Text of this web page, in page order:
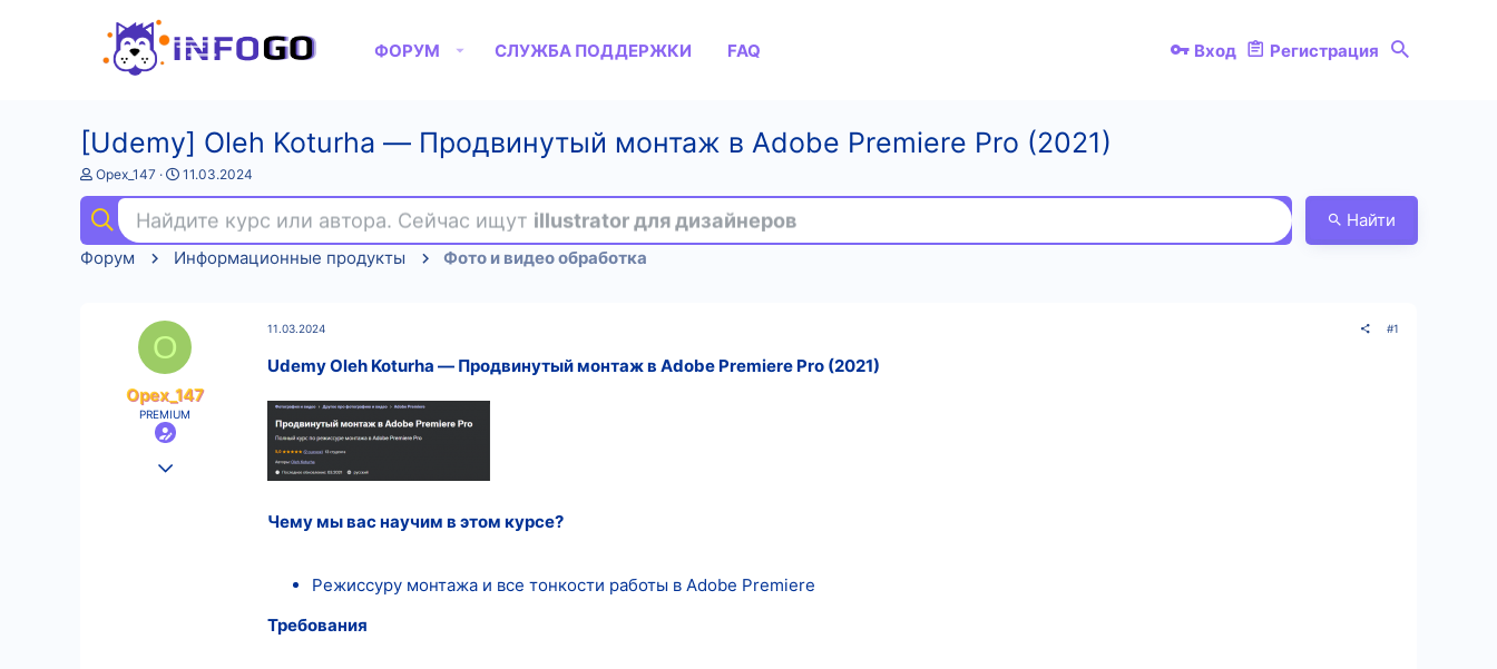
ФОРУМ СЛУЖБА ПОДДЕРЖКИ FAQ Вход Регистрация
[Udemy] Oleh Koturha ― Продвинутый монтаж в Adobe Premiere Pro (2021)
А
т
о
р
т
Opex_147
Д
а
н
а
а
11.03.2024
Найдите курс или автора. Сейчас ищут illustrator для дизайнеров
Найти
Форум
Информационные продукты Фото и видео обработка
O
Opex_147
PREMIUM
11.03.2024 #1
Udemy Oleh Koturha ― Продвинутый монтаж в Adobe Premiere Pro (2021)
Чему мы вас научим в этом курсе?
Режиссуру монтажа и все тонкости работы в Adobe Premiere
Требования